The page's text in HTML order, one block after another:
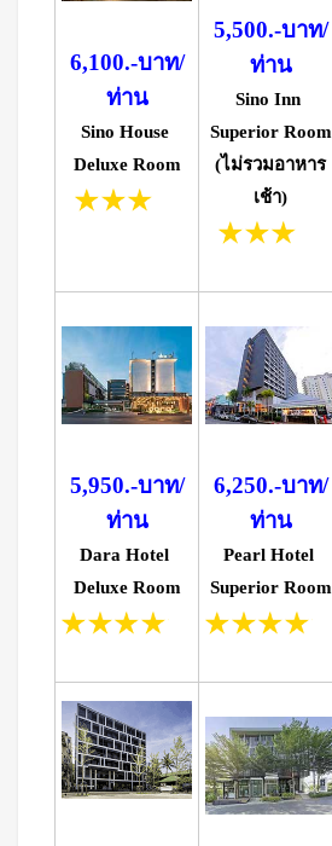
6,100.-บาท/
ท่าน
Sino House
Deluxe Room
5,500.-บาท/
ท่าน
Sino Inn
Superior Room
(ไม่รวมอาหาร
เช้า)
5,950.-บาท/
ท่าน
Dara Hotel
Deluxe Room
6,250.-บาท/
ท่าน
Pearl Hotel
Superior Room